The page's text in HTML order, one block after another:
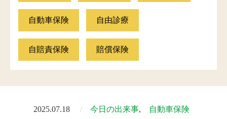
自動車保険 自由診療
自賠責保険 賠償保険
2025.07.18 今日の出来事 自動車保険